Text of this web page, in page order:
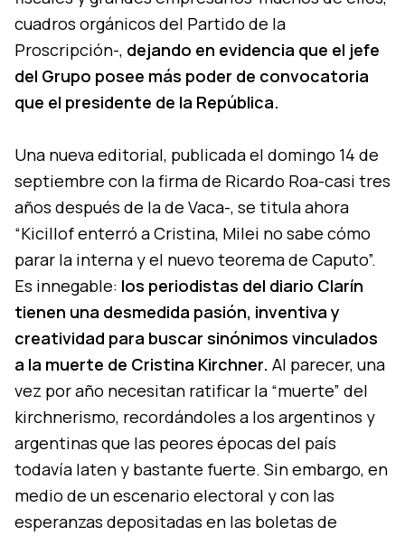
cuadros orgánicos del Partido de la
Proscripción-, dejando en evidencia que el jefe
del Grupo posee más poder de convocatoria
que el presidente de la República.
Una nueva editorial, publicada el domingo 14 de
septiembre con la firma de Ricardo Roa-casi tres
años después de la de Vaca-, se titula ahora
“Kicillof enterró a Cristina, Milei no sabe cómo
parar la interna y el nuevo teorema de Caputo”.
Es innegable: los periodistas del diario Clarín
tienen una desmedida pasión, inventiva y
creatividad para buscar sinónimos vinculados
a la muerte de Cristina Kirchner. Al parecer, una
vez por año necesitan ratificar la “muerte” del
kirchnerismo, recordándoles a los argentinos y
argentinas que las peores épocas del país
todavía laten y bastante fuerte. Sin embargo, en
medio de un escenario electoral y con las
esperanzas depositadas en las boletas de